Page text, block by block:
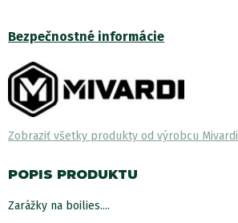
Bezpečnostné informácie
Zobraziť všetky produkty od výrobcu Mivardi
POPIS PRODUKTU
Zarážky na boilies....